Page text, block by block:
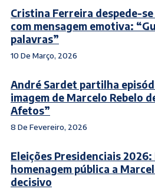
Cristina Ferreira despede-
com mensagem emotiva:
palavras”
10 De Março, 2026
André Sardet partilha
imagem de Marcelo Rebelo
Afetos”
8 De Fevereiro, 2026
Eleições Presidenciais
homenagem pública a
decisivo